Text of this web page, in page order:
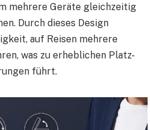
mehrere Geräte gleichzeitig
Durch dieses Design
auf Reisen mehrere
was zu erheblichen Platz-
führt.